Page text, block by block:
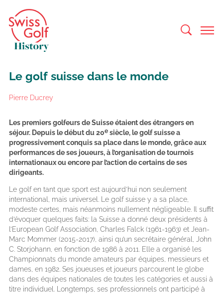
Le golf suisse dans le monde
Pierre Ducrey
Les premiers golfeurs de Suisse étaient des étrangers en
séjour. Depuis le début du 20e siècle, le golf suisse a
progressivement conquis sa place dans le monde, grâce aux
performances de ses joueurs, à l’organisation de tournois
internationaux ou encore par l’action de certains de ses
dirigeants.
Le golf en tant que sport est aujourd’hui non seulement
international, mais universel. Le golf suisse y a sa place,
modeste certes, mais néanmoins nullement négligeable. Il suffit
d’évoquer quelques faits: la Suisse a donné deux présidents à
l’European Golf Association, Charles Falck (1961-1963) et Jean-
Marc Mommer (2015-2017), ainsi qu’un secrétaire général, John
C. Storjohann, en fonction de 1986 à 2011. Elle a organisé les
Championnats du monde amateurs par équipes, messieurs et
dames, en 1982. Ses joueuses et joueurs parcourent le globe
dans des équipes nationales de toutes les catégories et aussi à
titre individuel. Longtemps, ses professionnels ont participé à